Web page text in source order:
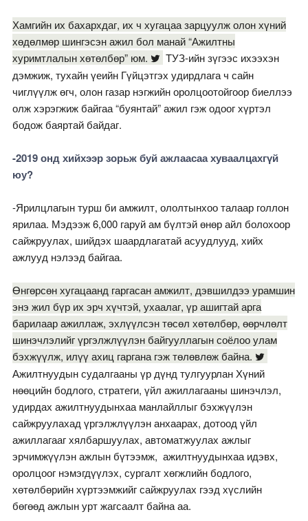
Хамгийн их бахархдаг, их ч хугацаа зарцуулж олон хүний
хөдөлмөр шингэсэн ажил бол манай “Ажилтны
хуримтлалын хөтөлбөр” юм.
ТУЗ-ийн зүгээс ихээхэн
дэмжиж, тухайн үеийн Гүйцэтгэх удирдлага ч сайн
чиглүүлж өгч, олон газар нэгжийн оролцоотойгоор биеллээ
олж хэрэгжиж байгаа “буянтай” ажил гэж одоог хүртэл
бодож баяртай байдаг.
-2019 онд хийхээр зорьж буй ажлаасаа хуваалцахгүй
юу?
-Ярилцлагын турш би амжилт, ололтынхоо талаар голлон
ярилаа. Мэдээж 6,000 гаруй ам бүлтэй өнөр айл болохоор
сайжруулах, шийдэх шаардлагатай асуудлууд, хийх
ажлууд нэлээд байгаа.
Өнгөрсөн хугацаанд гаргасан амжилт, дэвшилдээ урамшин
энэ жил бүр их эрч хүчтэй, ухаалаг, үр ашигтай арга
барилаар ажиллаж, эхлүүлсэн төсөл хөтөлбөр, өөрчлөлт
шинэчлэлийг үргэлжлүүлэн байгууллагын соёлоо улам
бэхжүүлж, илүү ахиц гаргана гэж төлөвлөж байна.
Ажилтнуудын судалгааны үр дүнд тулгуурлан Хүний
нөөцийн бодлого, стратеги, үйл ажиллагааны шинэчлэл,
удирдах ажилтнуудынхаа манлайллыг бэхжүүлэн
сайжруулахад үргэлжлүүлэн анхаарах, дотоод үйл
ажиллагааг хялбаршуулах, автоматжуулах ажлыг
эрчимжүүлэн ажлын бүтээмж, ажилтнуудынхаа идэвх,
оролцоог нэмэгдүүлэх, сургалт хөгжлийн бодлого,
хөтөлбөрийн хүртээмжийг сайжруулах гээд хүслийн
бөгөөд ажлын урт жагсаалт байна аа.